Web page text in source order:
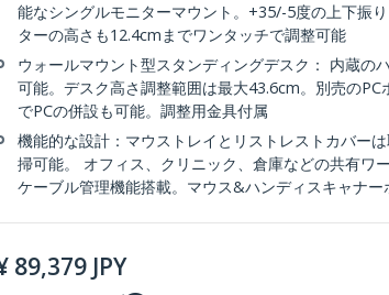
能なシングルモニターマウント。+35/-5度の上下振
ターの高さも12.4cmまでワンタッチで調整可能
ウォールマウント型スタンディングデスク： 内蔵の
可能。デスク高さ調整範囲は最大43.6cm。別売のPC
でPCの併設も可能。調整用金具付属
機能的な設計：マウストレイとリストレストカバー
掃可能。 オフィス、クリニック、倉庫などの共有ワ
ケーブル管理機能搭載。マウス&ハンディスキャナー
89,379 JPY